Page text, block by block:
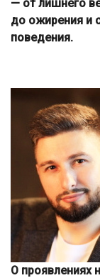
— от лишнего
до ожирения и
поведения.
О проявлениях